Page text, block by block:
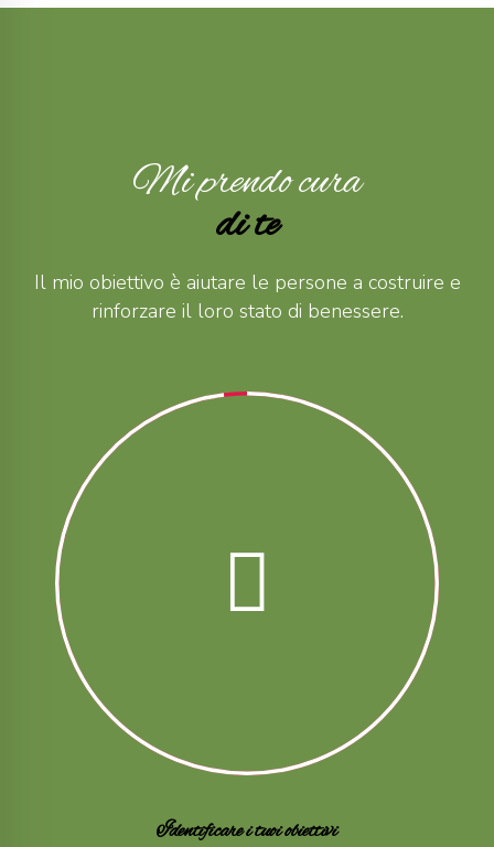
Mi prendo cura
di te
Il mio obiettivo è aiutare le persone a costruire e
rinforzare il loro stato di benessere.
Identificare i tuoi obiettivi